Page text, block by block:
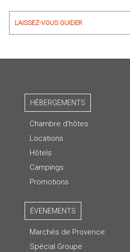
LAISSEZ-VOUS GUIDER
HÉBERGEMENTS
Chambre d’hôtes
Locations
Hôtels
Campings
Promotions
ÉVENEMENTS
Marchés de Provence
Spécial Groupe